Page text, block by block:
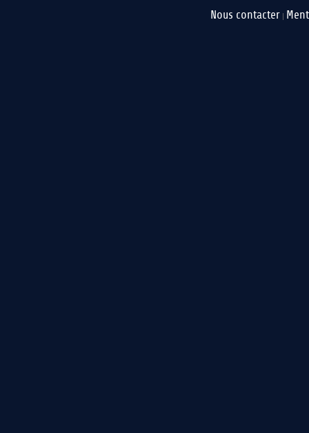
Nous contacter |